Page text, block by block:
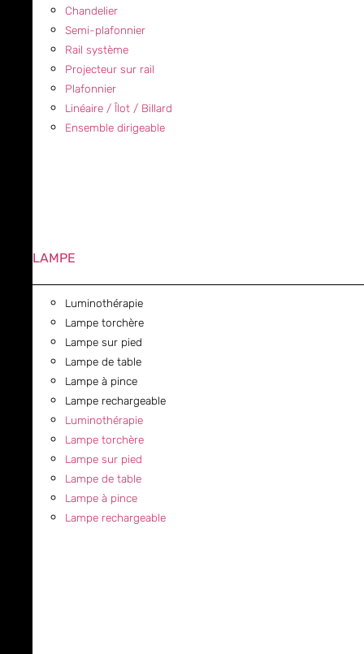
Chandelier
Semi-plafonnier
Rail système
Projecteur sur rail
Plafonnier
Linéaire / Îlot / Billard
Ensemble dirigeable
LAMPE
Luminothérapie
Lampe torchère
Lampe sur pied
Lampe de table
Lampe à pince
Lampe rechargeable
Luminothérapie
Lampe torchère
Lampe sur pied
Lampe de table
Lampe à pince
Lampe rechargeable